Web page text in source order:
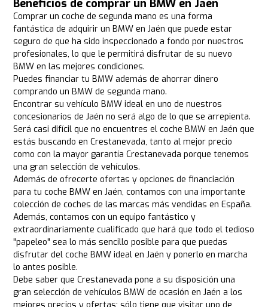
Beneficios de comprar un BMW en Jaén
Comprar un coche de segunda mano es una forma
fantástica de adquirir un BMW en Jaén que puede estar
seguro de que ha sido inspeccionado a fondo por nuestros
profesionales, lo que le permitirá disfrutar de su nuevo
BMW en las mejores condiciones.
Puedes financiar tu BMW además de ahorrar dinero
comprando un BMW de segunda mano.
Encontrar su vehículo BMW ideal en uno de nuestros
concesionarios de Jaén no será algo de lo que se arrepienta.
Será casi difícil que no encuentres el coche BMW en Jaén que
estás buscando en Crestanevada, tanto al mejor precio
como con la mayor garantía Crestanevada porque tenemos
una gran selección de vehículos.
Además de ofrecerte ofertas y opciones de financiación
para tu coche BMW en Jaén, contamos con una importante
colección de coches de las marcas más vendidas en España.
Además, contamos con un equipo fantástico y
extraordinariamente cualificado que hará que todo el tedioso
"papeleo" sea lo más sencillo posible para que puedas
disfrutar del coche BMW ideal en Jaén y ponerlo en marcha
lo antes posible.
Debe saber que Crestanevada pone a su disposición una
gran selección de vehículos BMW de ocasión en Jaén a los